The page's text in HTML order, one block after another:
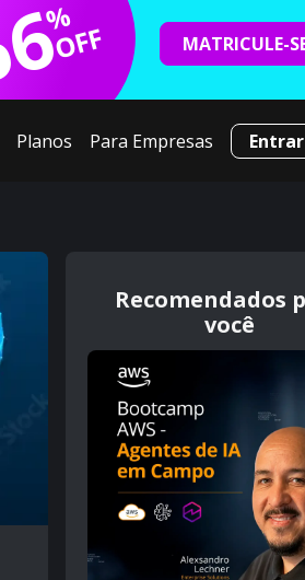
%
OFF MATRICULE-
Planos Para Empresas Entrar
Recomendados
você